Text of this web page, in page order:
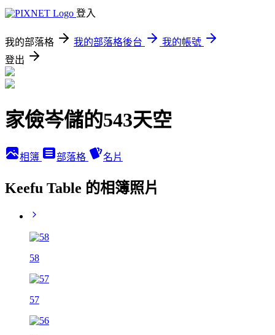
登入
我的部落格 我的部落格後台
我的帳號
登出
家儉岑儲的543天空
相簿 部落格 名片
Keefu Table 的相簿照片
58
57